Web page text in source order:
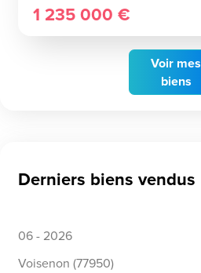
Voir mes
biens
1 235 000 €
Derniers biens vendus
06 - 2026
Voisenon (77950)